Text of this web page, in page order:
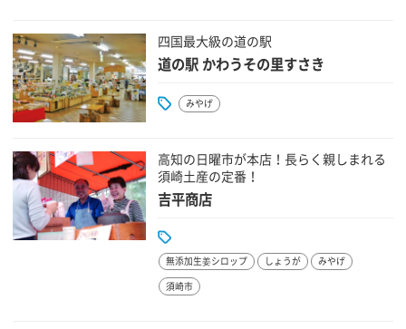
四国最大級の道の駅
道の駅 かわうその里すさき
みやげ
高知の日曜市が本店！長らく親しまれる
須崎土産の定番！
吉平商店
無添加生姜シロップ しょうが みやげ
須崎市